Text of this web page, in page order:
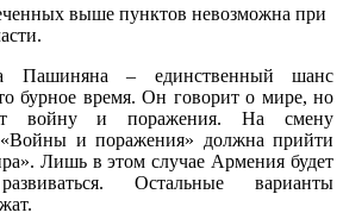
выше пунктов невозможна при
Пашиняна – единственный шанс
бурное время. Он говорит о мире, но
войну и поражения. На смену
и поражения» должна прийти
Лишь в этом случае Армения будет
Остальные варианты